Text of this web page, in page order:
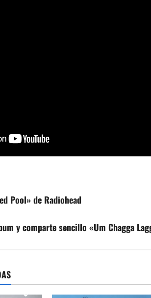
Pool» de Radiohead
y comparte sencillo «Um Chagga